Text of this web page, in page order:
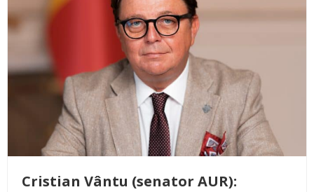
Cristian Vântu (senator AUR):